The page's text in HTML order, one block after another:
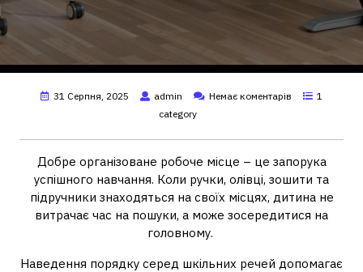
31 Серпня, 2025 admin Немає коментарів
1
category
Добре організоване робоче місце – це запорука
успішного навчання. Коли ручки, олівці, зошити та
підручники знаходяться на своїх місцях, дитина не
витрачає час на пошуки, а може зосередитися на
головному.
Наведення порядку серед шкільних речей допомагає